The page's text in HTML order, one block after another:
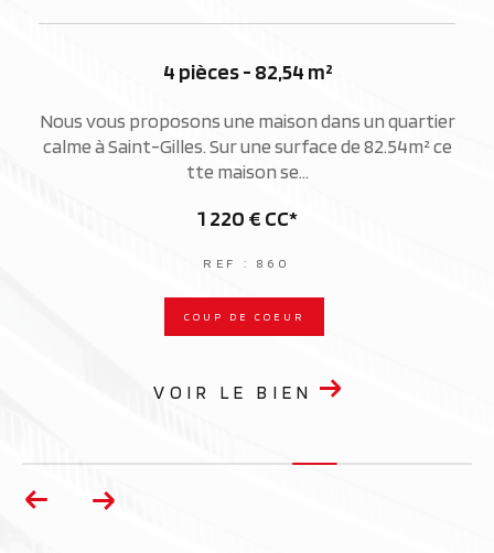
4 pièces - 82,54 m²
Nous vous proposons une maison dans un quartier
calme à Saint-Gilles. Sur une surface de 82.54m² ce
tte maison se...
1 220 € CC*
REF : 860
COUP DE COEUR
VOIR LE BIEN